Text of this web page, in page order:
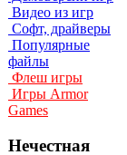
Видео из игр
Софт, драйверы
Популярные
файлы
Флеш игры
Игры Armor
Games
Нечестная